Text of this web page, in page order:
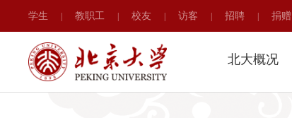
学生 | 教职工 | 校友 | 访客 | 招聘 | 捐赠
北大概况